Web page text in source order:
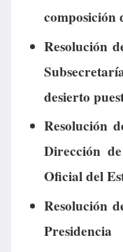
Resolución
desierto
Resolución
Dirección
Oficial del
Resolución